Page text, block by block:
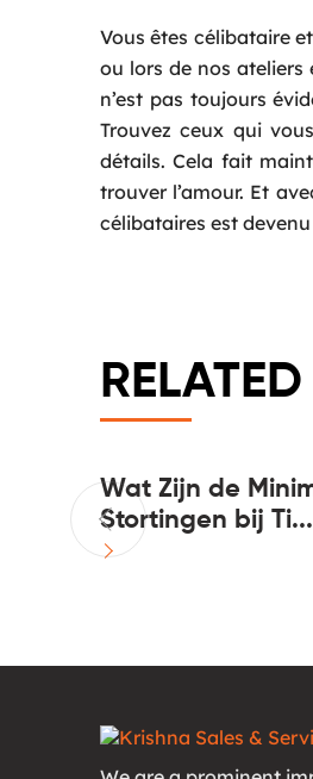
Vous êtes célibataire
ou lors de nos
n’est pas toujours
Trouvez ceux qui
détails. Cela fait
trouver l’amour. Et
célibataires est
Wat Zijn de
Stortingen bij Ti...